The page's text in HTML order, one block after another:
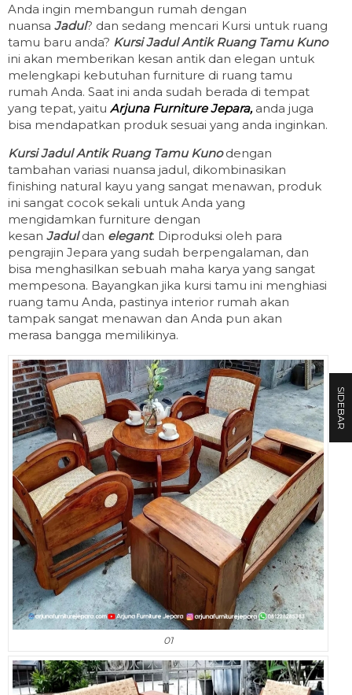
Anda ingin membangun rumah dengan
nuansa Jadul? dan sedang mencari Kursi untuk ruang
tamu baru anda? Kursi Jadul Antik Ruang Tamu Kuno
ini akan memberikan kesan antik dan elegan untuk
melengkapi kebutuhan furniture di ruang tamu
rumah Anda. Saat ini anda sudah berada di tempat
yang tepat, yaitu Arjuna Furniture Jepara, anda juga
bisa mendapatkan produk sesuai yang anda inginkan.
Kursi Jadul Antik Ruang Tamu Kunodengan
tambahan variasi nuansa jadul, dikombinasikan
finishing natural kayu yang sangat menawan, produk
ini sangat cocok sekali untuk Anda yang
mengidamkan furniture dengan
kesan Jaduldan elegant. Diproduksi oleh para
pengrajin Jepara yang sudah berpengalaman, dan
bisa menghasilkan sebuah maha karya yang sangat
mempesona. Bayangkan jika kursi tamu ini menghiasi
ruang tamu Anda, pastinya interior rumah akan
tampak sangat menawan dan Anda pun akan
merasa bangga memilikinya.
01
SIDEBAR